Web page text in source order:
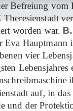
Befreiung vom
Theresienstadt
worden war. B.
Eva
vier
Lebensjahres
auf, in
und der